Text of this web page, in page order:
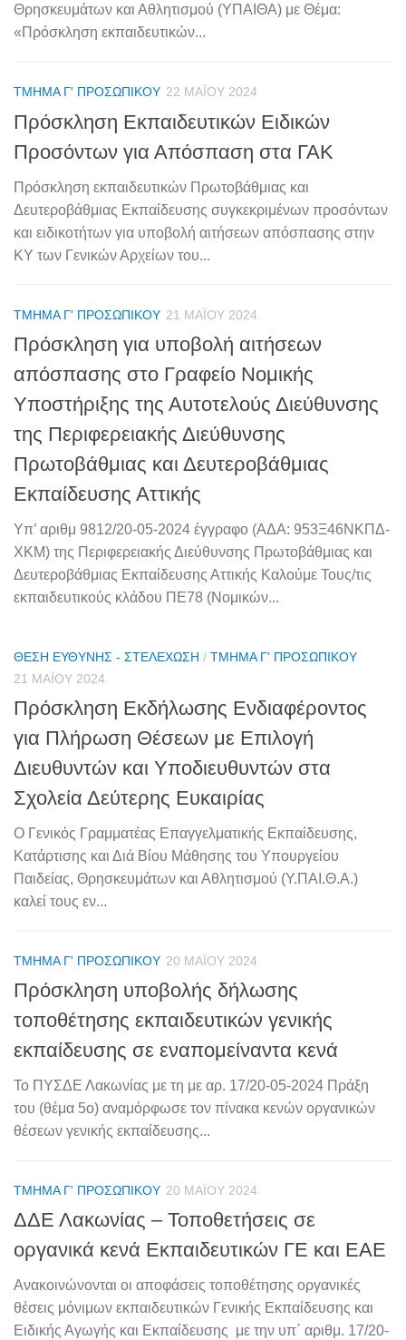
Θρησκευμάτων και Αθλητισμού (ΥΠΑΙΘΑ) με Θέμα:
«Πρόσκληση εκπαιδευτικών...
ΤΜΉΜΑ Γ' ΠΡΟΣΩΠΙΚΟΎ 22 ΜΑΪ́ΟΥ 2024
Πρόσκληση Εκπαιδευτικών Ειδικών
Προσόντων για Απόσπαση στα ΓΑΚ
Πρόσκληση εκπαιδευτικών Πρωτοβάθμιας και
Δευτεροβάθμιας Εκπαίδευσης συγκεκριμένων προσόντων
και ειδικοτήτων για υποβολή αιτήσεων απόσπασης στην
ΚΥ των Γενικών Αρχείων του...
ΤΜΉΜΑ Γ' ΠΡΟΣΩΠΙΚΟΎ 21 ΜΑΪ́ΟΥ 2024
Πρόσκληση για υποβολή αιτήσεων
απόσπασης στο Γραφείο Νομικής
Υποστήριξης της Αυτοτελούς Διεύθυνσης
της Περιφερειακής Διεύθυνσης
Πρωτοβάθμιας και Δευτεροβάθμιας
Εκπαίδευσης Αττικής
Υπ’ αριθμ 9812/20-05-2024 έγγραφο (ΑΔΑ: 953Ξ46ΝΚΠΔ-
ΧΚΜ) της Περιφερειακής Διεύθυνσης Πρωτοβάθμιας και
Δευτεροβάθμιας Εκπαίδευσης Αττικής Καλούμε Τους/τις
εκπαιδευτικούς κλάδου ΠΕ78 (Νομικών...
ΘΈΣΗ ΕΥΘΎΝΗΣ - ΣΤΕΛΈΧΩΣΗ / ΤΜΉΜΑ Γ' ΠΡΟΣΩΠΙΚΟΎ
21 ΜΑΪ́ΟΥ 2024
Πρόσκληση Εκδήλωσης Ενδιαφέροντος
για Πλήρωση Θέσεων με Επιλογή
Διευθυντών και Υποδιευθυντών στα
Σχολεία Δεύτερης Ευκαιρίας
Ο Γενικός Γραμματέας Επαγγελματικής Εκπαίδευσης,
Κατάρτισης και Διά Βίου Μάθησης του Υπουργείου
Παιδείας, Θρησκευμάτων και Αθλητισμού (Υ.ΠΑΙ.Θ.Α.)
καλεί τους εν...
ΤΜΉΜΑ Γ' ΠΡΟΣΩΠΙΚΟΎ 20 ΜΑΪ́ΟΥ 2024
Πρόσκληση υποβολής δήλωσης
τοποθέτησης εκπαιδευτικών γενικής
εκπαίδευσης σε εναπομείναντα κενά
Το ΠΥΣΔΕ Λακωνίας με τη με αρ. 17/20-05-2024 Πράξη
του (θέμα 5ο) αναμόρφωσε τον πίνακα κενών οργανικών
θέσεων γενικής εκπαίδευσης...
ΤΜΉΜΑ Γ' ΠΡΟΣΩΠΙΚΟΎ 20 ΜΑΪ́ΟΥ 2024
ΔΔΕ Λακωνίας – Τοποθετήσεις σε
οργανικά κενά Εκπαιδευτικών ΓΕ και ΕΑΕ
Ανακοινώνονται οι αποφάσεις τοποθέτησης οργανικές
θέσεις μόνιμων εκπαιδευτικών Γενικής Εκπαίδευσης και
Ειδικής Αγωγής και Εκπαίδευσης με την υπ΄ αριθμ. 17/20-